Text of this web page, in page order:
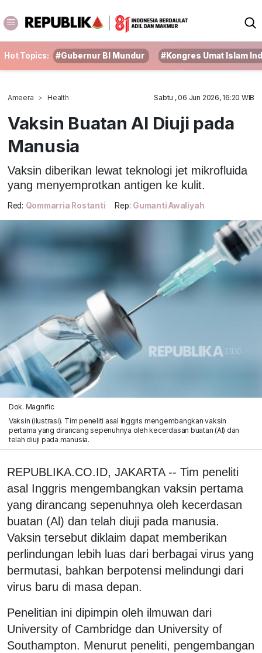
Hot Topics: #Gubernur BI Mundur #Kongres Umat Islam
Ameera Health Sabtu , 06 Jun 2026, 16:20 WIB
Vaksin Buatan Al Diuji pada
Manusia
Vaksin diberikan lewat teknologi jet mikrofluida
yang menyemprotkan antigen ke kulit.
Red: Qommarria Rostanti Rep: Gumanti Awaliyah
Dok. Magnific
Vaksin (ilustrasi). Tim peneliti asal Inggris mengembangkan vaksin
pertama yang dirancang sepenuhnya oleh kecerdasan buatan (Al) dan
telah diuji pada manusia.
REPUBLIKA.CO.ID, JAKARTA -- Tim peneliti
asal Inggris mengembangkan vaksin pertama
yang dirancang sepenuhnya oleh kecerdasan
buatan (Al) dan telah diuji pada manusia.
Vaksin tersebut diklaim dapat memberikan
perlindungan lebih luas dari berbagai virus yang
bermutasi, bahkan berpotensi melindungi dari
virus baru di masa depan.
Penelitian ini dipimpin oleh ilmuwan dari
University of Cambridge dan University of
Southampton. Menurut peneliti, pengembangan